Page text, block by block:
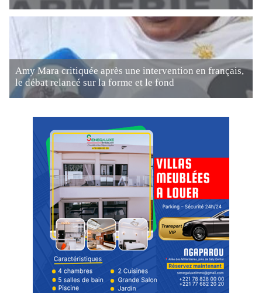
Amy Mara critiquée après une intervention en français,
le débat relancé sur la forme et le fond